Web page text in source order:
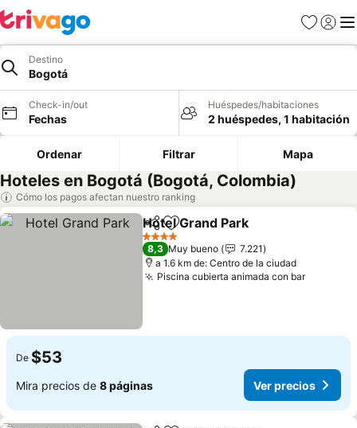
Favoritos
Iniciar
Destino
Bogotá
Check-in/out
Fechas
Huéspedes/habitaciones
2 huéspedes, 1 habitación
Ordenar Filtrar Mapa
Hoteles en Bogotá (Bogotá, Colombia)
Cómo los pagos afectan nuestro ranking
CompartirAgregar a favoritos
Hotel Grand Park
4 Estrellas
8,3 Muy bueno
7.221
a 1.6 km de: Centro de la ciudad
Piscina cubierta animada con barVer
De $53
Mira precios de 8 páginas Ver precios